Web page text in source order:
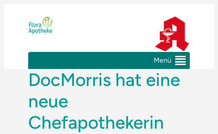
springen
Menü
DocMorris hat eine
neue
Chefapothekerin